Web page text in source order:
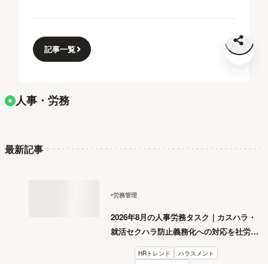
記事一覧
人事・労務
最新記事
労務管理
2026年8月の人事労務タスク｜カスハラ・
就活セクハラ防止義務化への対応を社労士
HRトレンド
ハラスメント